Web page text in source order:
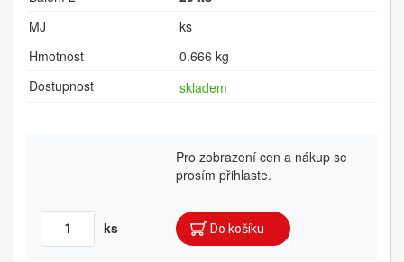
MJ
ks
Hmotnost
0.666 kg
Dostupnost
skladem
Pro zobrazení cen a nákup se
prosím přihlaste.
ks